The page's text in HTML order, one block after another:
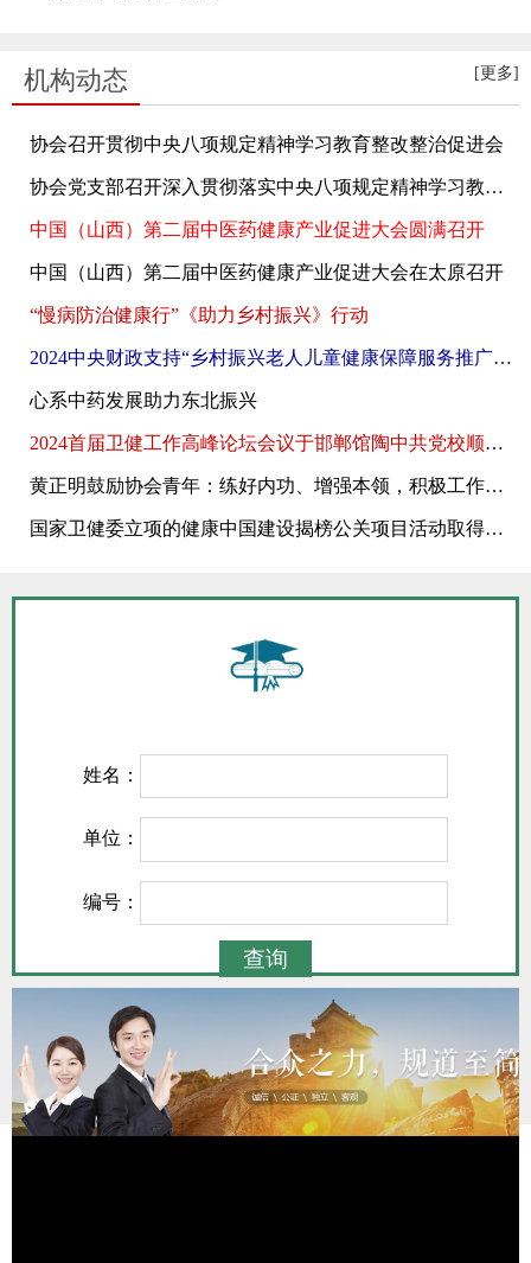
机构动态 [更多]
协会召开贯彻中央八项规定精神学习教育整改整治促进会
协会党支部召开深入贯彻落实中央八项规定精神学习教育会
中国（山西）第二届中医药健康产业促进大会圆满召开
中国（山西）第二届中医药健康产业促进大会在太原召开
“慢病防治健康行”《助力乡村振兴》行动
2024中央财政支持“乡村振兴老人儿童健康保障服务推广示范项目”在吉林伊通满族自治县全面展开
心系中药发展助力东北振兴
2024首届卫健工作高峰论坛会议于邯郸馆陶中共党校顺利召开
黄正明鼓励协会青年：练好内功、增强本领，积极工作、攻坚克难!
国家卫健委立项的健康中国建设揭榜公关项目活动取得圆满成功
姓名：
单位：
编号：
查询
注:查询证书需输入姓名和证书编号即可